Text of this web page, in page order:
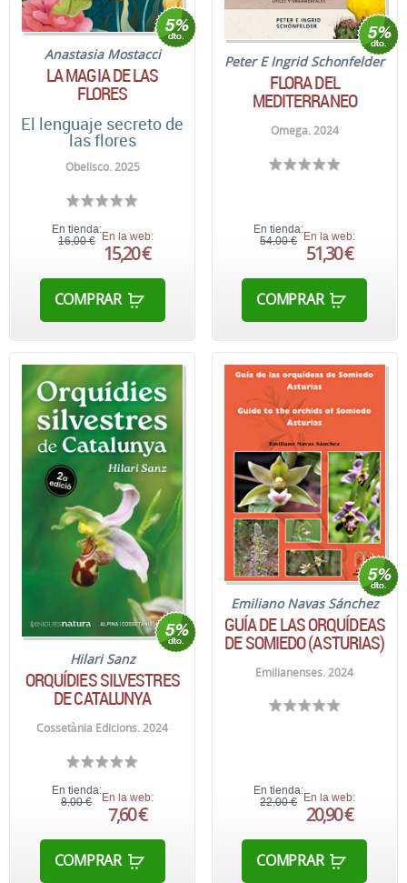
Anastasia Mostacci
LA MAGIA DE LAS
FLORES
El lenguaje secreto de
las flores
Obelisco. 2025
En tienda:
16,00 € En la web:
15,20 €
COMPRAR
Peter E Ingrid Schonfelder
FLORA DEL
MEDITERRANEO
Omega. 2024
En tienda:
54,00 €
En la web:
51,30 €
COMPRAR
Hilari Sanz
ORQUÍDIES SILVESTRES
DE CATALUNYA
Cossetània Edicions. 2024
En tienda:
8,00 €
En la web:
7,60 €
COMPRAR
Emiliano Navas Sánchez
GUÍA DE LAS ORQUÍDEAS
DE SOMIEDO (ASTURIAS)
Emilianenses. 2024
En tienda:
22,00 €
En la web:
20,90 €
COMPRAR